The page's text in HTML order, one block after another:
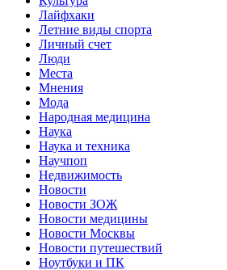
Лайфхаки
Летние виды спорта
Личный счет
Люди
Места
Мнения
Мода
Народная медицина
Наука
Наука и техника
Научпоп
Недвижимость
Новости
Новости ЗОЖ
Новости медицины
Новости Москвы
Новости путешествий
Ноутбуки и ПК